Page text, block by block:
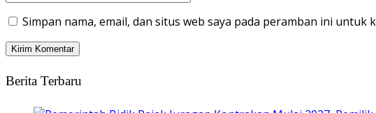
Simpan nama, email, dan situs web saya pada peramban ini untuk
Berita Terbaru